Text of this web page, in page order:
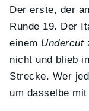
Der erste, der
Runde 19. Der
einem Undercut
nicht und blieb
Strecke. Wer
um dasselbe